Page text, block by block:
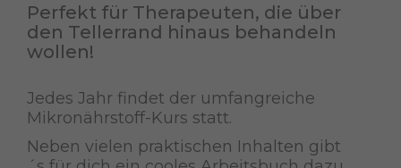
Perfekt für Therapeuten, die über
den Tellerrand hinaus behandeln
wollen!
Jedes Jahr findet der umfangreiche
Mikronährstoff-Kurs statt.
Neben vielen praktischen Inhalten gibt